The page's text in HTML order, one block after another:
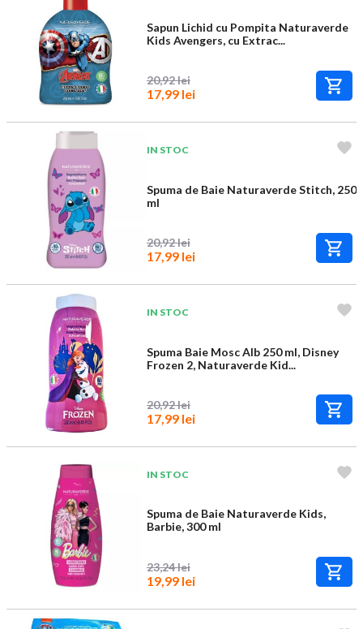
Sapun Lichid cu Pompita Naturaverde
Kids Avengers, cu Extrac...
20,92 lei
17,99 lei
IN STOC
Spuma de Baie Naturaverde Stitch, 250
ml
20,92 lei
17,99 lei
IN STOC
Spuma Baie Mosc Alb 250 ml, Disney
Frozen 2, Naturaverde Kid...
20,92 lei
17,99 lei
IN STOC
Spuma de Baie Naturaverde Kids,
Barbie, 300 ml
23,24 lei
19,99 lei